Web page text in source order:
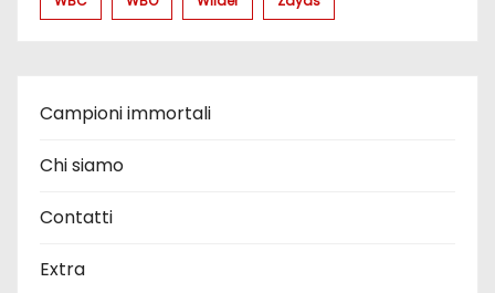
Campioni immortali
Chi siamo
Contatti
Extra